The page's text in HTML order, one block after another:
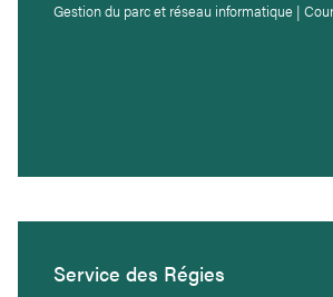
Gestion du parc et réseau informatique |
Service des Régies